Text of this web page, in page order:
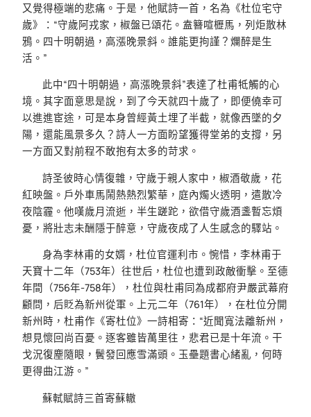
又覺得極端的悲痛。于是，他賦詩一首，名為《杜位宅守
歲》：“守歲阿戎家，椒盤已頌花。盍簪喧櫪馬，列炬散林
鴉。四十明朝過，高漲晚景斜。誰能更拘謹？爛醉是生
活。”
此中“四十明朝過，高漲晚景斜”表達了杜甫牴觸的心
境。其字面意思是說，到了今天就四十歲了，即便僥幸可
以進進宦途，可是本身曾經黃土埋了半截，就像西墜的夕
陽，還能風景多久？詩人一方面盼望獲得堂弟的支撐，另
一方面又對前程不敢抱有太多的苛求。
詩圣彼時心情復雜，守歲于親人家中，椒酒敬歲，花
紅映盤。戶外車馬鬧熱熱烈繁華，庭內燭火透明，遣散冷
夜陰霾。他嘆歲月流逝，半生蹉跎，欲借守歲酒盞暫忘煩
憂，將壯志未酬隱于醉意，守歲夜成了人生感念的驛站。
身為李林甫的女婿，杜位官運利市。惋惜，李林甫于
天寶十二年（753年）往世后，杜位也遭到政敵衝擊。至德
年間（756年-758年），杜位與杜甫同為成都府尹嚴武幕府
顧問，后貶為新州從軍。上元二年（761年），在杜位分開
新州時，杜甫作《寄杜位》一詩相寄：“近聞寬法離新州，
想見懷回尚百憂。逐客雖皆萬里往，悲君已是十年流。干
戈況復塵隨眼，鬢發回應雪滿頭。玉壘題書心緒亂，何時
更得曲江游。”
蘇軾賦詩三首寄蘇轍